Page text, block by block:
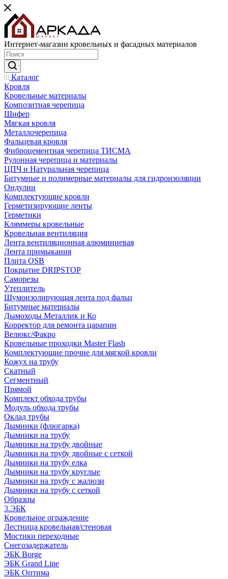
Интернет-магазин кровельных и фасадных материалов
Каталог
Кровля
Кровельные материалы
Композитная черепица
Шифер
Мягкая кровля
Металлочерепица
Фальцевая кровля
Фиброцементная черепица ТИСМА
Рулонная черепица и материалы
ЦПЧ и Натуральная черепица
Битумные и полимерные материалы для гидроизоляции
Ондулин
Комплектующие кровли
Герметизирующие ленты
Герметики
Кляммеры кровельные
Кровельная вентиляция
Лента вентиляционная алюминиевая
Лента примыкания
Плита OSB
Покрытие DRIPSTOP
Саморезы
Утеплитель
Шумоизолирующая лента под фальц
Битумные материалы
Дымоходы Металлик и Ко
Корректор для ремонта царапин
Велюкс/Факро
Кровельные проходки Master Flash
Комплектующие прочие для мягкой кровли
Кожух на трубу
Скатный
Сегментный
Прямой
Комплект обхода трубы
Модуль обхода трубы
Оклад трубы
Дымники (флюгарка)
Дымники на трубу
Дымники на трубу двoйные
Дымники на трубу двoйные с сеткой
Дымники на трубу елка
Дымники на трубу круглые
Дымники на трубу с жалюзи
Дымники на трубу с сеткой
Образцы
3.ЭБК
Кровельное ограждение
Лестница кровельная/стеновая
Мостики переходные
Снегозадержатель
ЭБК Borge
ЭБК Grand Line
ЭБК Оптима